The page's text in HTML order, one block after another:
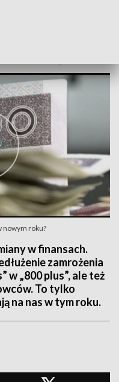
nowym roku?
w finansach.
zamrożenia
w „800 plus”, ale też
To tylko
na nas w tym roku.